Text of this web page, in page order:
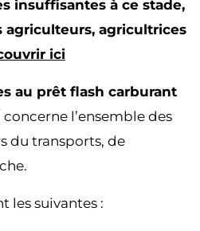
insuffisantes à ce stade,
agriculteurs, agricultrices
ici
au prêt flash carburant
concerne l’ensemble des
du transports, de
les suivantes :